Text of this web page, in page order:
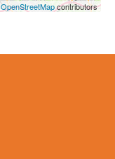
OpenStreetMapcontributors